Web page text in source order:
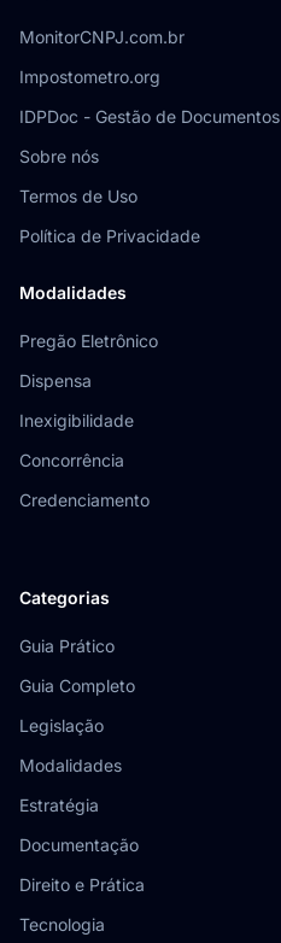
MonitorCNPJ.com.br
Impostometro.org
IDPDoc - Gestão de Documentos
Sobre nós
Termos de Uso
Política de Privacidade
Modalidades
Pregão Eletrônico
Dispensa
Inexigibilidade
Concorrência
Credenciamento
Categorias
Guia Prático
Guia Completo
Legislação
Modalidades
Estratégia
Documentação
Direito e Prática
Tecnologia